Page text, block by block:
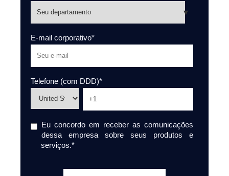
E-mail corporativo*
Telefone (com DDD)*
Eu concordo em receber as comunicações
dessa empresa sobre seus produtos e
serviços.*